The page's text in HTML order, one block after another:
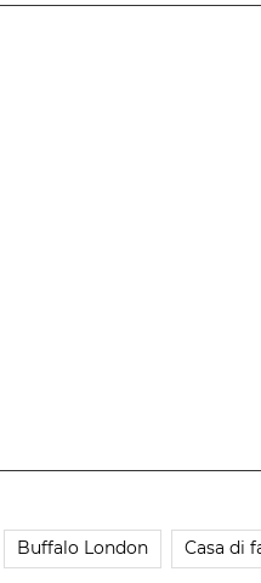
Buffalo London Casa di